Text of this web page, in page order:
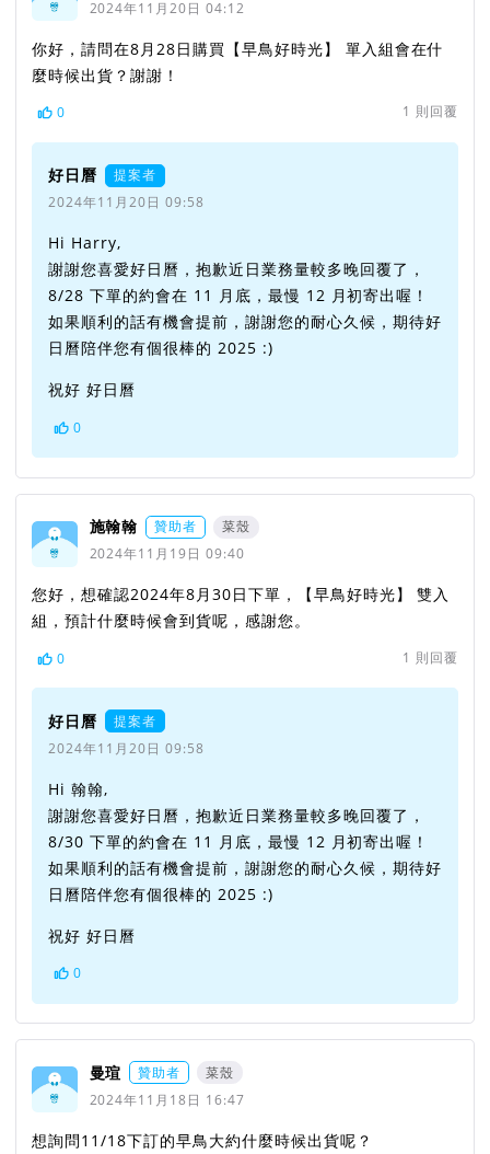
2024年11月20日 04:12
你好，請問在8月28日購買【早鳥好時光】 單入組會在什
麼時候出貨？謝謝！
0 1 則回覆
好日曆
提案者
2024年11月20日 09:58
Hi Harry,
謝謝您喜愛好日曆，抱歉近日業務量較多晚回覆了，
8/28 下單的約會在 11 月底，最慢 12 月初寄出喔！
如果順利的話有機會提前，謝謝您的耐心久候，期待好
日曆陪伴您有個很棒的 2025 :)
祝好 好日曆
0
施翰翰 贊助者
菜殼
2024年11月19日 09:40
您好，想確認2024年8月30日下單，【早鳥好時光】 雙入
組，預計什麼時候會到貨呢，感謝您。
0 1 則回覆
好日曆
提案者
2024年11月20日 09:58
Hi 翰翰,
謝謝您喜愛好日曆，抱歉近日業務量較多晚回覆了，
8/30 下單的約會在 11 月底，最慢 12 月初寄出喔！
如果順利的話有機會提前，謝謝您的耐心久候，期待好
日曆陪伴您有個很棒的 2025 :)
祝好 好日曆
0
曼瑄 贊助者
菜殼
2024年11月18日 16:47
想詢問11/18下訂的早鳥大約什麼時候出貨呢？